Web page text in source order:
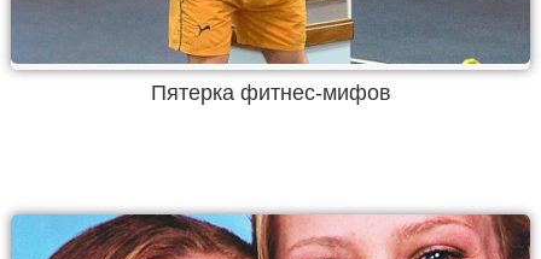
Пятерка фитнес-мифов